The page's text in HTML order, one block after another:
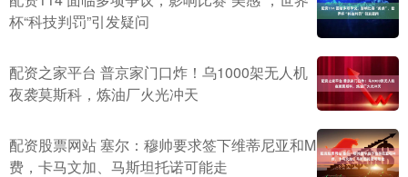
杯“科技判罚”引发疑问
配资之家平台 普京家门口炸！乌1000架无人机
夜袭莫斯科，炼油厂火光冲天
配资股票网站 塞尔：穆帅要求签下维蒂尼亚和M
费，卡马文加、马斯坦托诺可能走